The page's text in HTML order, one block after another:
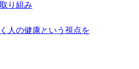
り組み
人の健康という視点を